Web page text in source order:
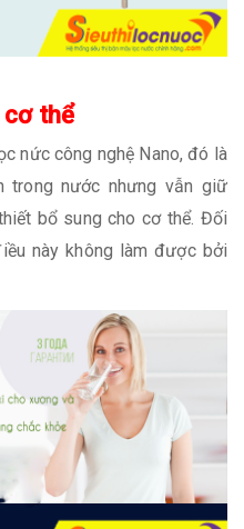
cơ thể
nức công nghệ Nano, đó là
trong nước nhưng vẫn giữ
bổ sung cho cơ thể. Đối
này không làm được bởi